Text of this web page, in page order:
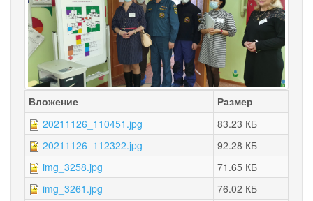
Вложение
Размер
20211126_110451.jpg
83.23 КБ
20211126_112322.jpg
92.28 КБ
img_3258.jpg
71.65 КБ
img_3261.jpg
76.02 КБ